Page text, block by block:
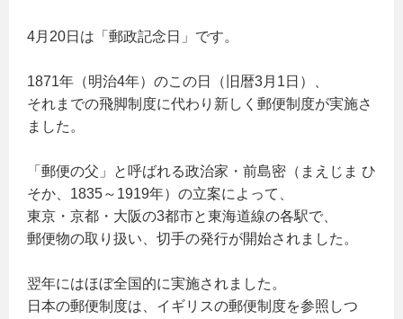
4月20日は「郵政記念日」です。
1871年（明治4年）のこの日（旧暦3月1日）、
それまでの飛脚制度に代わり新しく郵便制度が実施さ
ました。
「郵便の父」と呼ばれる政治家・前島密（まえじま ひ
そか、1835～1919年）の立案によって、
東京・京都・大阪の3都市と東海道線の各駅で、
郵便物の取り扱い、切手の発行が開始されました。
翌年にはほぼ全国的に実施されました。
日本の郵便制度は、イギリスの郵便制度を参照しつ